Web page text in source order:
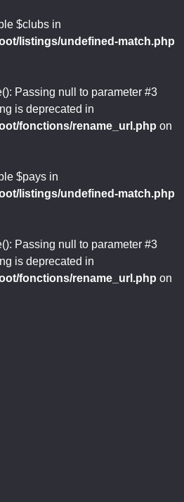
$clubs in
listings/undefined-match.php
Passing null to parameter #3
is deprecated in
fonctions/rename_url.php on
$pays in
listings/undefined-match.php
Passing null to parameter #3
is deprecated in
fonctions/rename_url.php on